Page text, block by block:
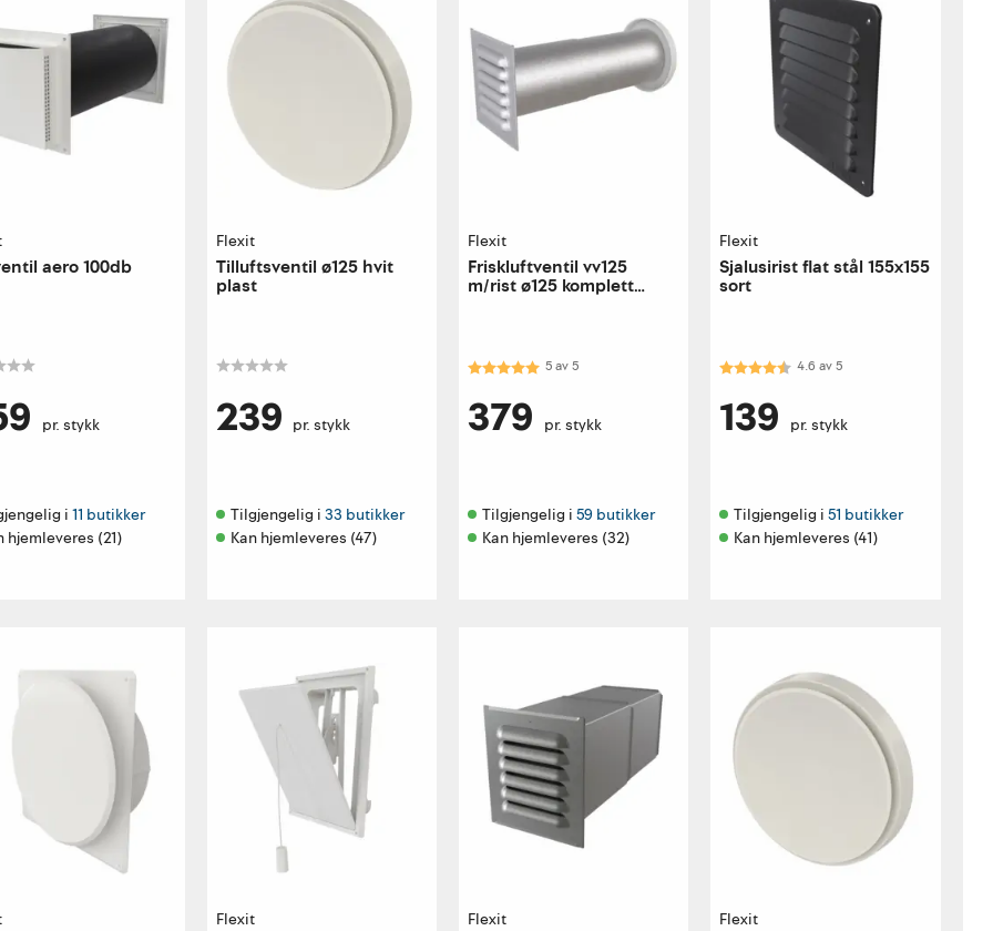
aero 100db
pr. stykk
i 11 butikker
hjemleveres (21)
Flexit
Tilluftsventil ø125 hvit
plast
239 pr. stykk
Tilgjengelig i 33 butikker
Kan hjemleveres (47)
Flexit
Friskluftventil vv125
m/rist ø125 komplett
Karakter:5.0 av 5 mulige
5av5
379 pr. stykk
Tilgjengelig i 59 butikker
Kan hjemleveres (32)
Flexit
Sjalusirist flat stål 155x155
sort
Karakter:4.6 av 5 mulige
4.6 av5
139 pr. stykk
Tilgjengelig i 51 butikker
Kan hjemleveres (41)
Flexit Flexit Flexit